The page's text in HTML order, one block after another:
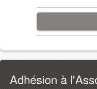
Adhésion à